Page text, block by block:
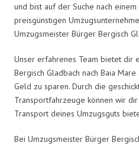
und bist auf der Suche nach
preisgünstigen
Umzugsmeister Bürger Bergisch
Unser erfahrenes Team bietet dir
Bergisch Gladbach nach Baia
Geld zu sparen. Durch die
Transportfahrzeuge können wir
Transport deines Umzugsguts
Bei Umzugsmeister Bürger